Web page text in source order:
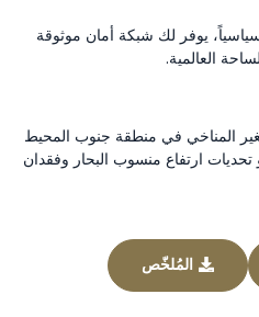
يوفر لك شبكة أمان موثوقة
العالمية.
المناخي في منطقة جنوب المحيط
ارتفاع منسوب البحار وفقدان
المُلخّص